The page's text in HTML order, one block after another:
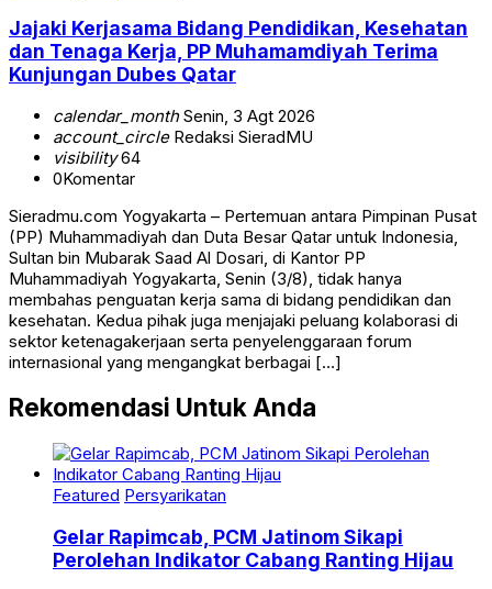
Jajaki Kerjasama Bidang Pendidikan, Kesehatan
dan Tenaga Kerja, PP Muhamamdiyah Terima
Kunjungan Dubes Qatar
calendar_monthSenin, 3 Agt 2026
account_circleRedaksi SieradMU
visibility64
0Komentar
Sieradmu.com Yogyakarta – Pertemuan antara Pimpinan Pusat
(PP) Muhammadiyah dan Duta Besar Qatar untuk Indonesia,
Sultan bin Mubarak Saad Al Dosari, di Kantor PP
Muhammadiyah Yogyakarta, Senin (3/8), tidak hanya
membahas penguatan kerja sama di bidang pendidikan dan
kesehatan. Kedua pihak juga menjajaki peluang kolaborasi di
sektor ketenagakerjaan serta penyelenggaraan forum
internasional yang mengangkat berbagai […]
Rekomendasi Untuk Anda
Featured Persyarikatan
Gelar Rapimcab, PCM Jatinom Sikapi
Perolehan Indikator Cabang Ranting Hijau